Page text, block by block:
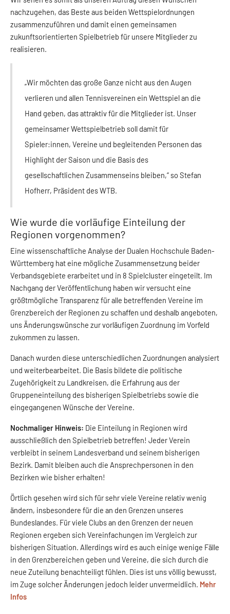
nachzugehen, das Beste aus beiden Wettspielordnungen
zusammenzuführen und damit einen gemeinsamen
zukunftsorientierten Spielbetrieb für unsere Mitglieder zu
realisieren.
„Wir möchten das große Ganze nicht aus den Augen
verlieren und allen Tennisvereinen ein Wettspiel an die
Hand geben, das attraktiv für die Mitglieder ist. Unser
gemeinsamer Wettspielbetrieb soll damit für
Spieler:innen, Vereine und begleitenden Personen das
Highlight der Saison und die Basis des
gesellschaftlichen Zusammenseins bleiben,“ so Stefan
Hofherr, Präsident des WTB.
Wie wurde die vorläufige Einteilung der
Regionen vorgenommen?
Eine wissenschaftliche Analyse der Dualen Hochschule Baden-
Württemberg hat eine mögliche Zusammensetzung beider
Verbandsgebiete erarbeitet und in 8 Spielcluster eingeteilt. Im
Nachgang der Veröffentlichung haben wir versucht eine
größtmögliche Transparenz für alle betreffenden Vereine im
Grenzbereich der Regionen zu schaffen und deshalb angeboten,
uns Änderungswünsche zur vorläufigen Zuordnung im Vorfeld
zukommen zu lassen.
Danach wurden diese unterschiedlichen Zuordnungen analysiert
und weiterbearbeitet. Die Basis bildete die politische
Zugehörigkeit zu Landkreisen, die Erfahrung aus der
Gruppeneinteilung des bisherigen Spielbetriebs sowie die
eingegangenen Wünsche der Vereine.
Nochmaliger Hinweis: Die Einteilung in Regionen wird
ausschließlich den Spielbetrieb betreffen! Jeder Verein
verbleibt in seinem Landesverband und seinem bisherigen
Bezirk. Damit bleiben auch die Ansprechpersonen in den
Bezirken wie bisher erhalten!
Örtlich gesehen wird sich für sehr viele Vereine relativ wenig
ändern, insbesondere für die an den Grenzen unseres
Bundeslandes. Für viele Clubs an den Grenzen der neuen
Regionen ergeben sich Vereinfachungen im Vergleich zur
bisherigen Situation. Allerdings wird es auch einige wenige Fälle
in den Grenzbereichen geben und Vereine, die sich durch die
neue Zuteilung benachteiligt fühlen. Dies ist uns völlig bewusst,
im Zuge solcher Änderungen jedoch leider unvermeidlich. Mehr
Infos